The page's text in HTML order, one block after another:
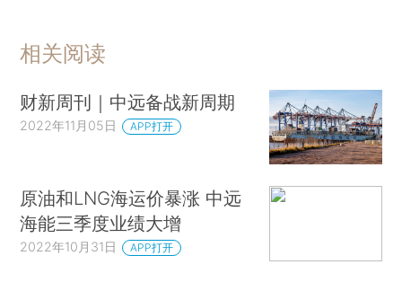
相关阅读
财新周刊｜中远备战新周期
2022年11月05日 APP打开
原油和LNG海运价暴涨 中远
海能三季度业绩大增
2022年10月31日 APP打开